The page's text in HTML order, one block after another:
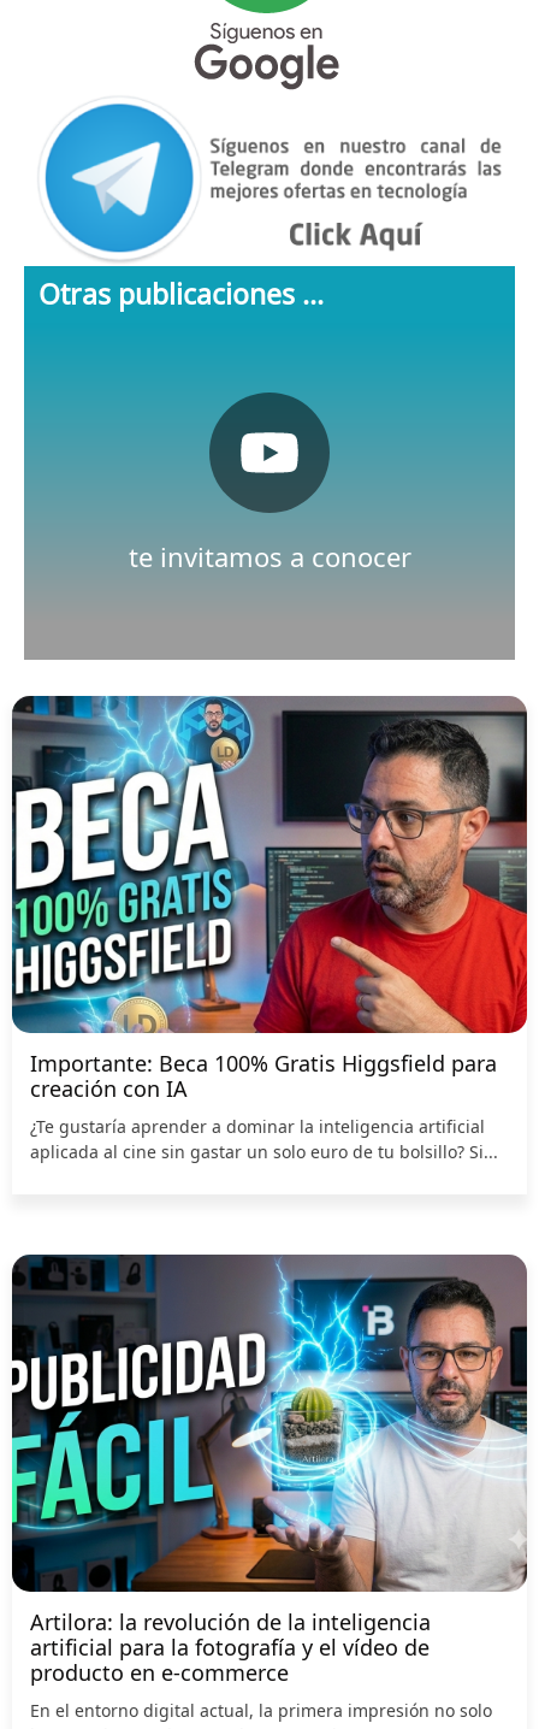
Otras publicaciones ...
te invitamos a conocer
Nuestro canal de Youtube
Pulsa aquí
Importante: Beca 100% Gratis Higgsfield para
creación con IA
¿Te gustaría aprender a dominar la inteligencia artificial
aplicada al cine sin gastar un solo euro de tu bolsillo? Si...
Artilora: la revolución de la inteligencia
artificial para la fotografía y el vídeo de
producto en e-commerce
En el entorno digital actual, la primera impresión no solo